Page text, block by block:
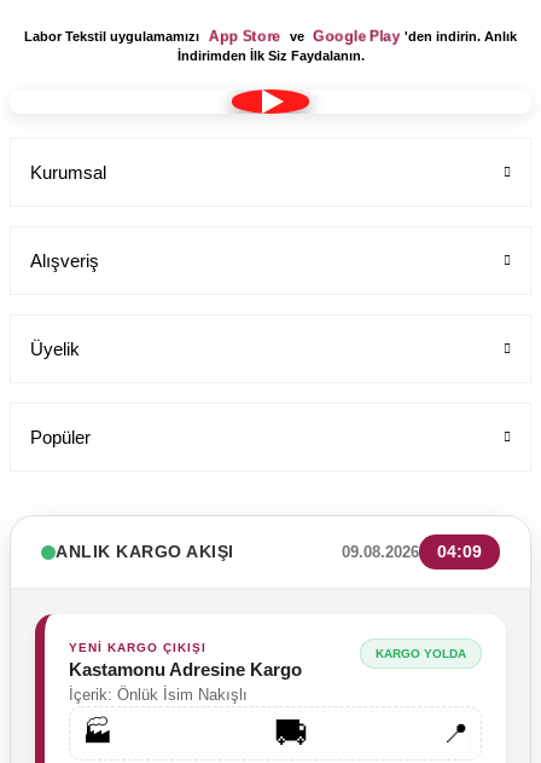
Tesettür Cerrahi Bone Terikoton Kumaş Yeni Model
Labor Tekstil uygulamamızı App Store ve Google Play 'den indirin. Anlık
İndirimden İlk Siz Faydalanın.
Kurumsal
Alışveriş
Üyelik
Popüler
ANLIK KARGO AKIŞI 09.08.2026 04:09
YENİ KARGO ÇIKIŞI
Kastamonu Adresine Kargo
İçerik: Önlük İsim Nakışlı
KARGO YOLDA
🏭 🚚 📍